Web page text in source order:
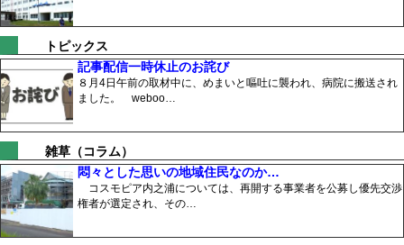
トピックス
記事配信一時休止のお詫び
８月4日午前の取材中に、めまいと嘔吐に襲われ、病院に搬送され
ました。 weboo…
雑草（コラム）
悶々とした思いの地域住民なのか…
コスモピア内之浦については、再開する事業者を公募し優先交渉
権者が選定され、その…